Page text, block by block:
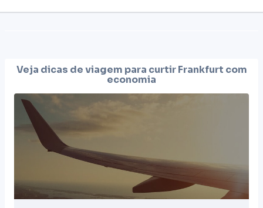
Veja dicas de viagem para curtirFrankfurt com
economia